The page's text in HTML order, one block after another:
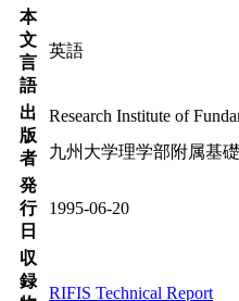
本
文
言
語
英語
出
版
者
Research Institute of
九州大学理学部附属基
発
行
日
1995-06-20
収
録
RIFIS Technical Report